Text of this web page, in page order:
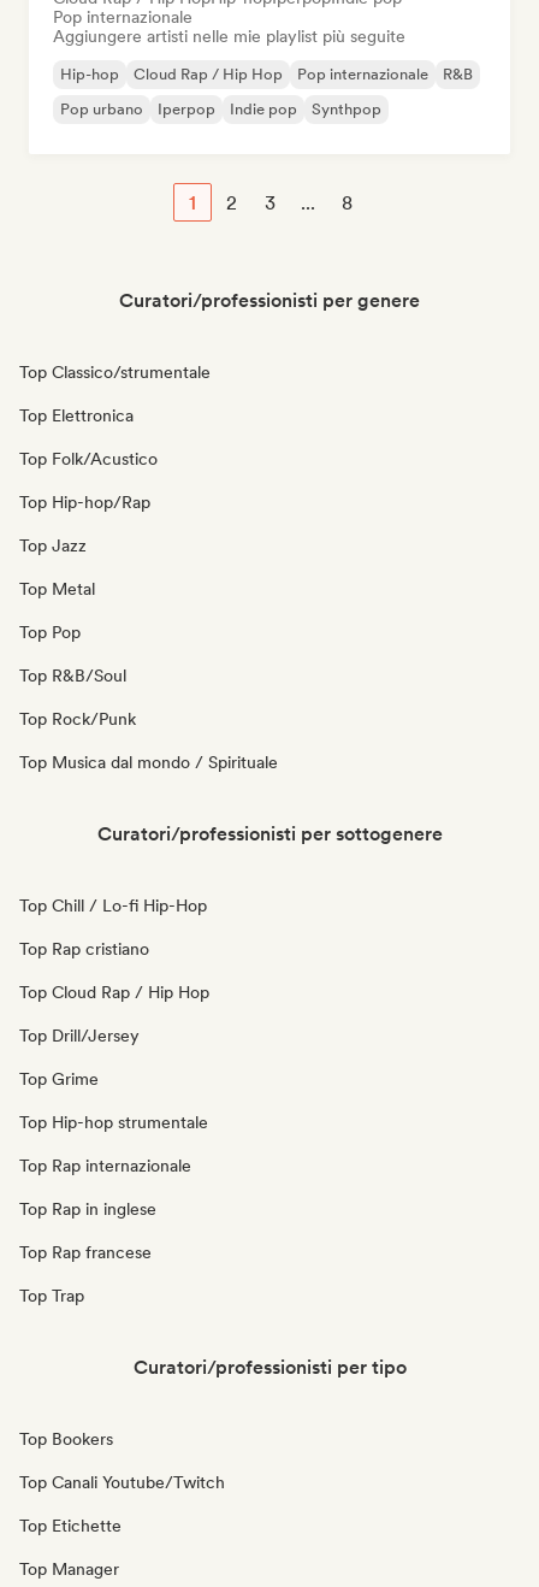
Pop internazionale
Aggiungere artisti nelle mie playlist più seguite
Hip-hop Cloud Rap / Hip Hop Pop internazionale
R&B
Pop urbano
Iperpop Indie pop Synthpop
1 2 3 ... 8
Curatori/professionisti per genere
Top Classico/strumentale
Top Elettronica
Top Folk/Acustico
Top Hip-hop/Rap
Top Jazz
Top Metal
Top Pop
Top R&B/Soul
Top Rock/Punk
Top Musica dal mondo / Spirituale
Curatori/professionisti per sottogenere
Top Chill / Lo-fi Hip-Hop
Top Rap cristiano
Top Cloud Rap / Hip Hop
Top Drill/Jersey
Top Grime
Top Hip-hop strumentale
Top Rap internazionale
Top Rap in inglese
Top Rap francese
Top Trap
Curatori/professionisti per tipo
Top Bookers
Top Canali Youtube/Twitch
Top Etichette
Top Manager